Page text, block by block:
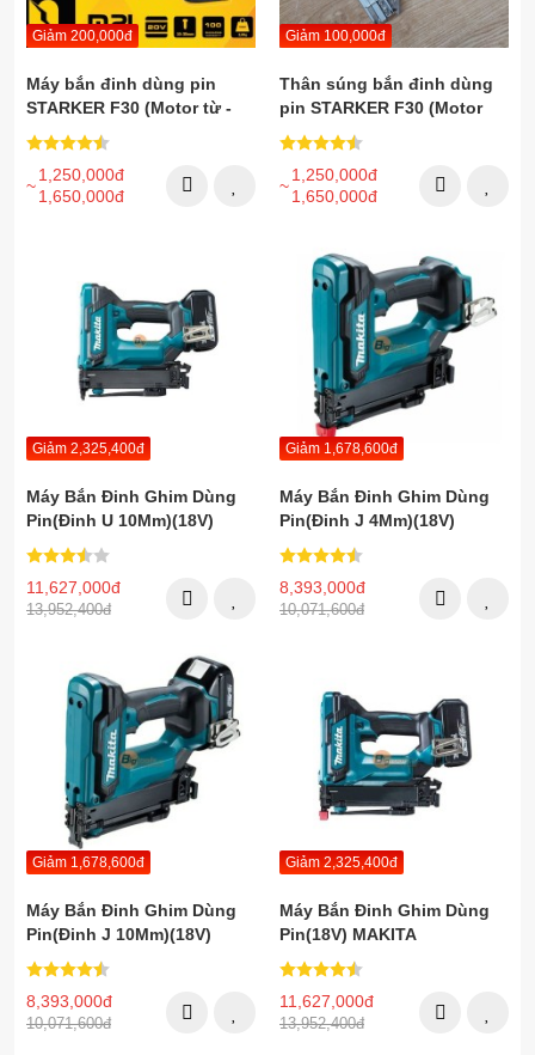
Giảm 200,000đ
Máy bắn đinh dùng pin
STARKER F30 (Motor từ -
Chưa kèm Pin sạc) - Tặng
kèm 500 đinh F30
1,250,000đ
1,650,000đ
Giảm 100,000đ
Thân súng bắn đinh dùng
pin STARKER F30 (Motor
Không chổi than)
1,250,000đ
1,650,000đ
Giảm 2,325,400đ
Máy Bắn Đinh Ghim Dùng
Pin(Đinh U 10Mm)(18V)
MAKITA DST121RFE
11,627,000đ
13,952,400đ
Giảm 1,678,600đ
Máy Bắn Đinh Ghim Dùng
Pin(Đinh J 4Mm)(18V)
MAKITA DST421ZK
8,393,000đ
10,071,600đ
Giảm 1,678,600đ
Máy Bắn Đinh Ghim Dùng
Pin(Đinh J 10Mm)(18V)
MAKITA DST121ZK
8,393,000đ
10,071,600đ
Giảm 2,325,400đ
Máy Bắn Đinh Ghim Dùng
Pin(18V) MAKITA
DST421RFE
11,627,000đ
13,952,400đ